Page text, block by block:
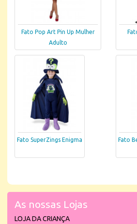
Fato Pop Art Pin Up Mulher
Adulto
Fato SuperZings Enigma Fato
As nossas Lojas
LOJA DA CRIANÇA